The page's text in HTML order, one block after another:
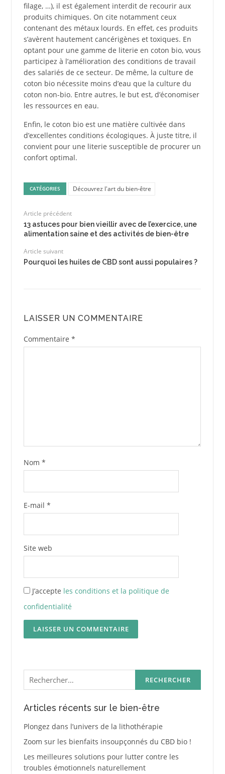
filage, …), il est également interdit de recourir aux
produits chimiques. On cite notamment ceux
contenant des métaux lourds. En effet, ces produits
s’avèrent hautement cancérigènes et toxiques. En
optant pour une gamme de literie en coton bio, vous
participez à l’amélioration des conditions de travail
des salariés de ce secteur. De même, la culture de
coton bio nécessite moins d’eau que la culture du
coton non-bio. Entre autres, le but est, d’économiser
les ressources en eau.
Enfin, le coton bio est une matière cultivée dans
d’excellentes conditions écologiques. À juste titre, il
convient pour une literie susceptible de procurer un
confort optimal.
CATÉGORIES Découvrez l'art du bien-être
Article précédent
13 astuces pour bien vieillir avec de l’exercice, une
alimentation saine et des activités de bien-être
Article suivant
Pourquoi les huiles de CBD sont aussi populaires ?
LAISSER UN COMMENTAIRE
Commentaire *
Nom *
E-mail *
Site web
J’accepte les conditions et la politique de
confidentialité
Rechercher :
Articles récents sur le bien-être
Plongez dans l’univers de la lithothérapie
Zoom sur les bienfaits insoupçonnés du CBD bio !
Les meilleures solutions pour lutter contre les
troubles émotionnels naturellement